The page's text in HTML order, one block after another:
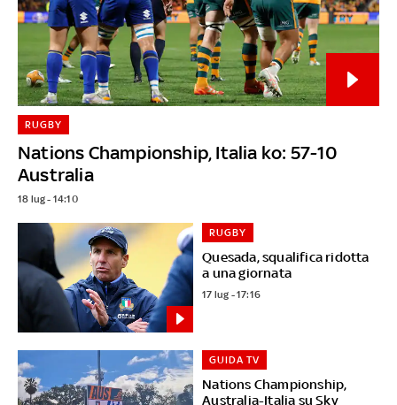
Nations Championship, Italia ko: 57-10
Australia
RUGBY
18 lug - 14:10
Quesada, squalifica ridotta
a una giornata
RUGBY
17 lug - 17:16
Nations Championship,
Australia-Italia su Sky
GUIDA TV